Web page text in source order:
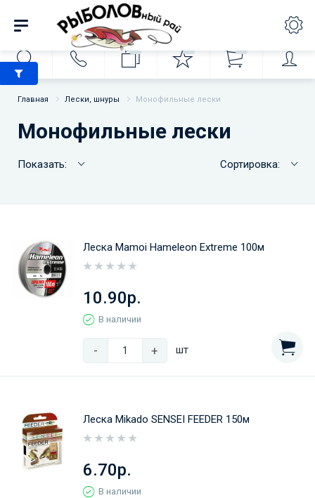
Главная Лески, шнуры Монофильные лески
Монофильные лески
Показать: Сортировка:
Леска Mamoi Hameleon Extreme 100м
10.90р.
В наличии
- + шт
Леска Mikado SENSEI FEEDER 150м
6.70р.
В наличии